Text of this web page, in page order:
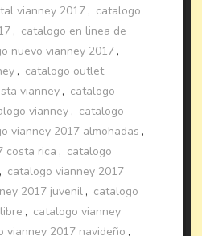
vianney 2017 , catalogo
, catalogo en linea de
nuevo vianney 2017 ,
, catalogo outlet
vianney , catalogo
vianney , catalogo
vianney 2017 almohadas ,
costa rica , catalogo
, catalogo vianney 2017
2017 juvenil , catalogo
, catalogo vianney
vianney 2017 navideño ,